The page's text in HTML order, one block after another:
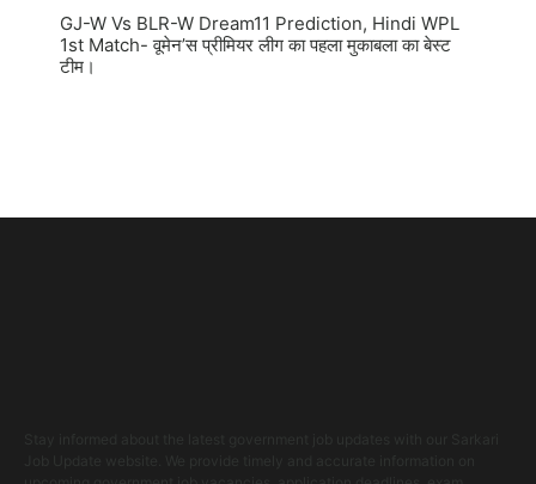
GJ-W Vs BLR-W Dream11 Prediction, Hindi WPL
1st Match- वूमेन’स प्रीमियर लीग का पहला मुकाबला का बेस्ट
टीम।